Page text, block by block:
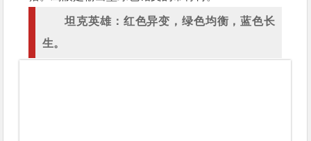
坦克英雄：红色异变，绿色均衡，蓝色长
生。